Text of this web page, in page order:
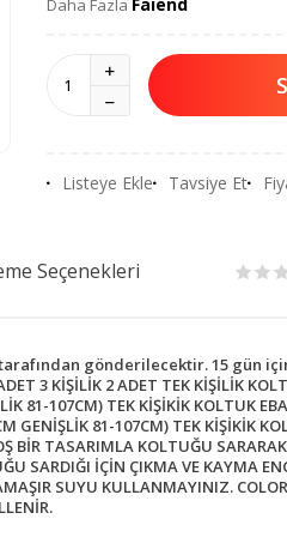
Daha Fazla
Listeye Ekle Tavsiye Et
Seçenekleri
gönderilecektir. 15 gün
3 KİŞİLİK 2 ADET TEK KİŞİLİK
81-107CM) TEK KİŞİKİK KOLTUK
GENİŞLİK 81-107CM) TEK KİŞİKİK
BİR TASARIMLA KOLTUĞU
SARDIĞI İÇİN ÇIKMA VE KAYMA
SUYU KULLANMAYINIZ.